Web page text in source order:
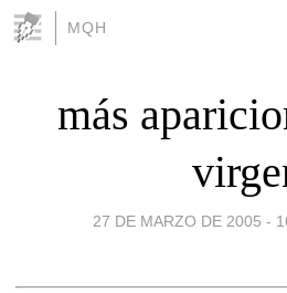
MQH
más
27 DE MARZO DE 2005 -